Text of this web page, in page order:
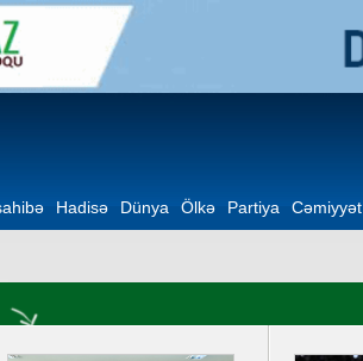
Hadisə Dünya Ölkə Partiya Cəmiyyət